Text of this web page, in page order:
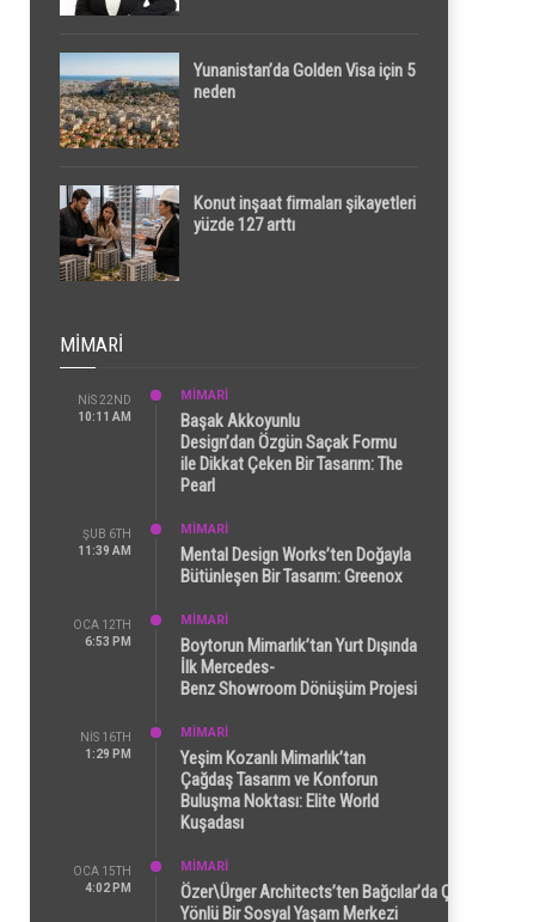
Yunanistan’da Golden Visa için 5
neden
Konut inşaat firmaları şikayetleri
yüzde 127 arttı
MIMARI
NIS 22ND
10:11 AM
MİMARİ
Başak Akkoyunlu
Design’dan Özgün Saçak Formu
ile Dikkat Çeken Bir Tasarım: The
Pearl
ŞUB 6TH
11:39 AM
MİMARİ
Mental Design Works’ten Doğayla
Bütünleşen Bir Tasarım: Greenox
OCA 12TH
6:53 PM
MİMARİ
Boytorun Mimarlık’tan Yurt Dışında
İlk Mercedes-
Benz Showroom Dönüşüm Projesi
NIS 16TH
1:29 PM
MİMARİ
Yeşim Kozanlı Mimarlık’tan
Çağdaş Tasarım ve Konforun
Buluşma Noktası: Elite World
Kuşadası
OCA 15TH
4:02 PM
MİMARİ
Özer\Ürger Architects’ten Bağcılar’da Çok
Yönlü Bir Sosyal Yaşam Merkezi